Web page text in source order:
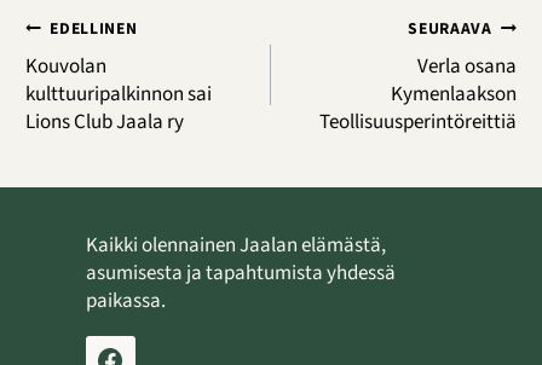
Artikkelien
selaus
EDELLINEN
Kouvolan
kulttuuripalkinnon sai
Lions Club Jaala ry
SEURAAVA
Verla osana
Kymenlaakson
Teollisuusperintöreittiä
Kaikki olennainen Jaalan elämästä,
asumisesta ja tapahtumista yhdessä
paikassa.